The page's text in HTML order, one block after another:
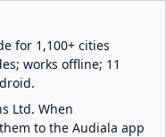
for 1,100+ cities
works offline; 11
Ltd. When
to the Audiala app